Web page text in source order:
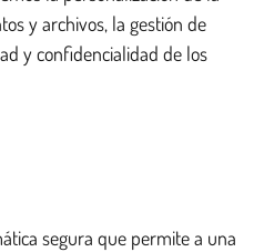
y archivos, la gestión de
y confidencialidad de los
segura que permite a una